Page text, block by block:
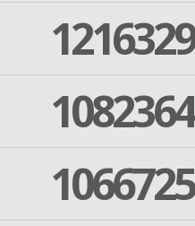
1216329
1082364
1066725